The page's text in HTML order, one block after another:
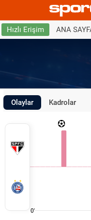
Hızlı Erişim ANA
Olaylar Kadrolar
0'